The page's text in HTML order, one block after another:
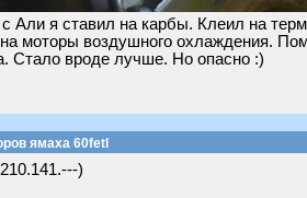
с Али я ставил на карбы. Клеил на
моторы воздушного охлаждения.
Стало вроде лучше. Но опасно :)
ямаха 60fetl
)